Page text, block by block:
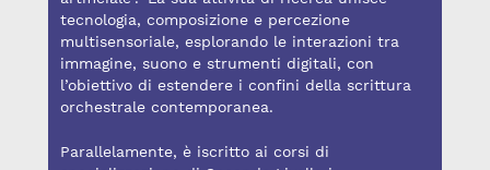
tecnologia, composizione e percezione
multisensoriale, esplorando le interazioni tra
immagine, suono e strumenti digitali, con
l’obiettivo di estendere i confini della scrittura
orchestrale contemporanea.
Parallelamente, è iscritto ai corsi di